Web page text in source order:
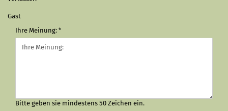
Gast
Ihre Meinung:
Bitte geben sie mindestens 50 Zeichen ein.